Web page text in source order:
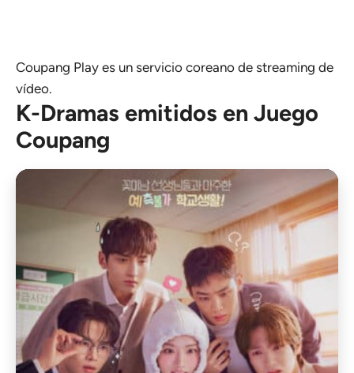
Coupang Play es un servicio coreano de streaming de
vídeo.
K-Dramas emitidos en Juego
Coupang